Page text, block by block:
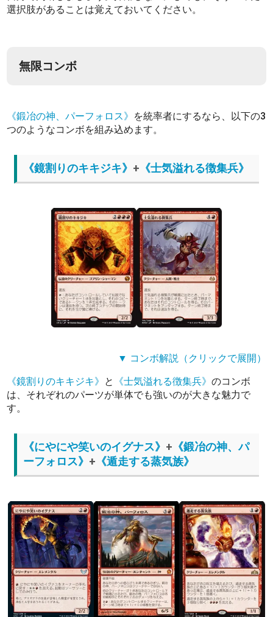
選択肢があることは覚えておいてください。
無限コンボ
《鍛冶の神、パーフォロス》 を統率者にするなら、以下の3
つのようなコンボを組み込めます。
《鏡割りのキキジキ》 + 《士気溢れる徴集兵》
▼ コンボ解説（クリックで展開）
《鏡割りのキキジキ》 と 《士気溢れる徴集兵》のコンボ
は、それぞれのパーツが単体でも強いのが大きな魅力で
す。
《にやにや笑いのイグナス》 + 《鍛冶の神、パ
ーフォロス》 + 《遁走する蒸気族》